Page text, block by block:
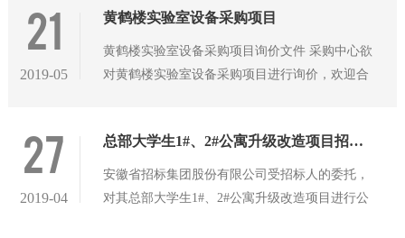
21
2019-05
黄鹤楼实验室设备采购项目
黄鹤楼实验室设备采购项目询价文件 采购中心欲
对黄鹤楼实验室设备采购项目进行询价，欢迎合
13%增值税单价 1 带顶空气相色谱仪 详见技术需
求 台
27
2019-04
总部大学生1#、2#公寓升级改造项目招标公告
安徽省招标集团股份有限公司受招标人的委托，
对其总部大学生1#、2#公寓升级改造项目进行公